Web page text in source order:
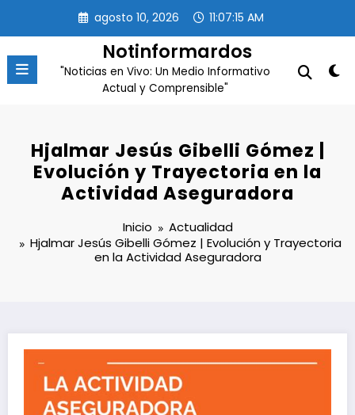
contenido
agosto 10, 2026 11:07:16 AM
Notinformardos
"Noticias en Vivo: Un Medio Informativo
Actual y Comprensible"
Hjalmar Jesús Gibelli Gómez |
Evolución y Trayectoria en la
Actividad Aseguradora
Inicio
Actualidad
Hjalmar Jesús Gibelli Gómez | Evolución y Trayectoria
en la Actividad Aseguradora